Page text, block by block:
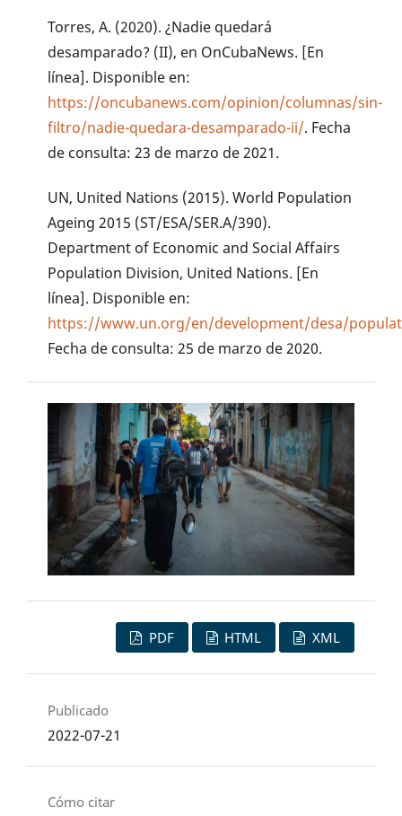
Torres, A. (2020). ¿Nadie quedará
desamparado? (II), en OnCubaNews. [En
línea]. Disponible en:
https://oncubanews.com/opinion/columnas/sin-
filtro/nadie-quedara-desamparado-ii/. Fecha
de consulta: 23 de marzo de 2021.
UN, United Nations (2015). World Population
Ageing 2015 (ST/ESA/SER.A/390).
Department of Economic and Social Affairs
Population Division, United Nations. [En
línea]. Disponible en:
https://www.un.org/en/development/desa/
Fecha de consulta: 25 de marzo de 2020.
PDF HTML XML
Publicado
2022-07-21
Cómo citar